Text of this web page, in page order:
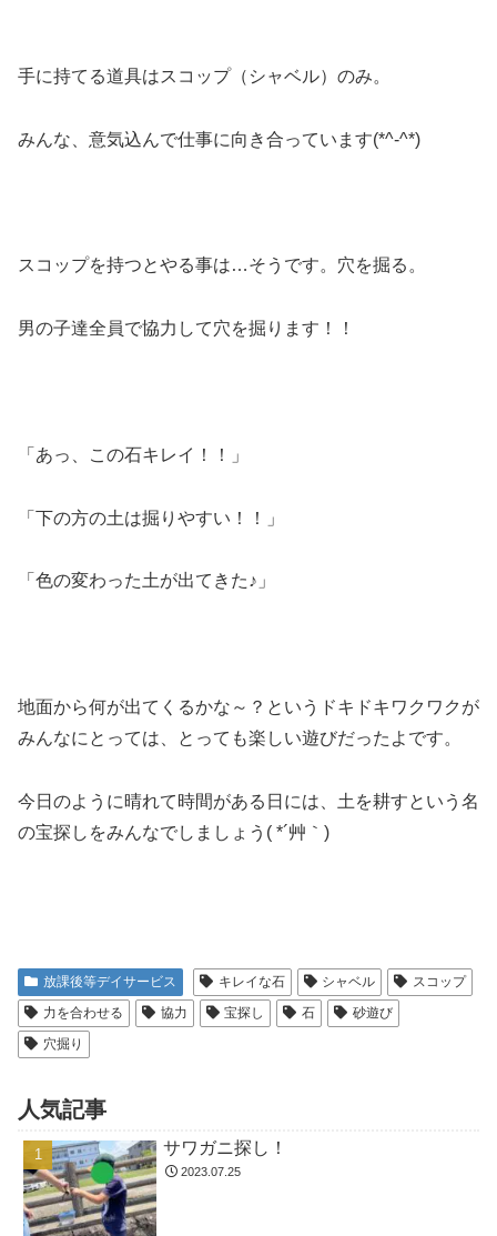
手に持てる道具はスコップ（シャベル）のみ。
みんな、意気込んで仕事に向き合っています(*^-^*)
スコップを持つとやる事は…そうです。穴を掘る。
男の子達全員で協力して穴を掘ります！！
「あっ、この石キレイ！！」
「下の方の土は掘りやすい！！」
「色の変わった土が出てきた♪」
地面から何が出てくるかな～？というドキドキワクワクが
みんなにとっては、とっても楽しい遊びだったよです。
今日のように晴れて時間がある日には、土を耕すという名
の宝探しをみんなでしましょう( *´艸｀)
放課後等デイサービス キレイな石 シャベル
スコップ
力を合わせる
協力 宝探し 石
砂遊び
穴掘り
人気記事
サワガニ探し！
2023.07.25